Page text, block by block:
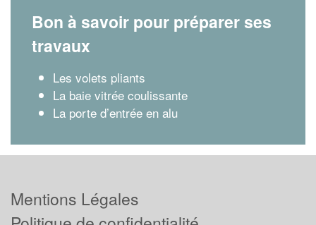
Bon à savoir pour préparer ses
travaux
Les volets pliants
La baie vitrée coulissante
La porte d’entrée en alu
Mentions Légales